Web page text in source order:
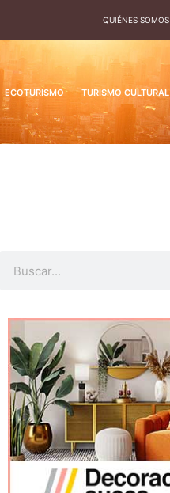
QUIÉNES SOMOS
ECOTURISMO TURISMO CULTURAL